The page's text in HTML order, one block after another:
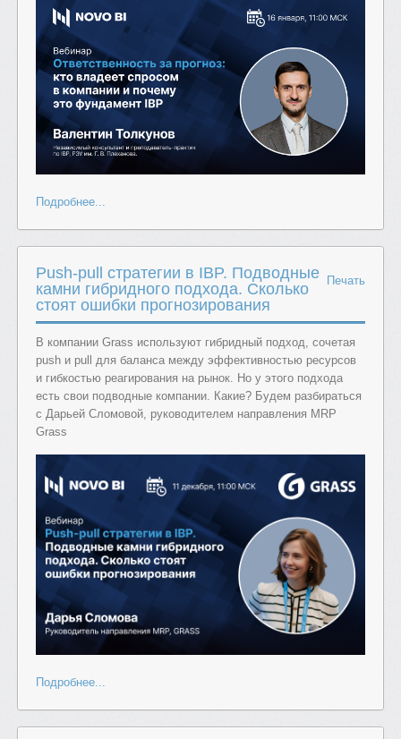
Подробнее...
Печать
Push-pull стратегии в IBP. Подводные
камни гибридного подхода. Сколько
стоят ошибки прогнозирования
В компании Grass используют гибридный подход, сочетая
push и pull для баланса между эффективностью ресурсов
и гибкостью реагирования на рынок. Но у этого подхода
есть свои подводные компании. Какие? Будем разбираться
с Дарьей Сломовой, руководителем направления MRP
Grass
Подробнее...